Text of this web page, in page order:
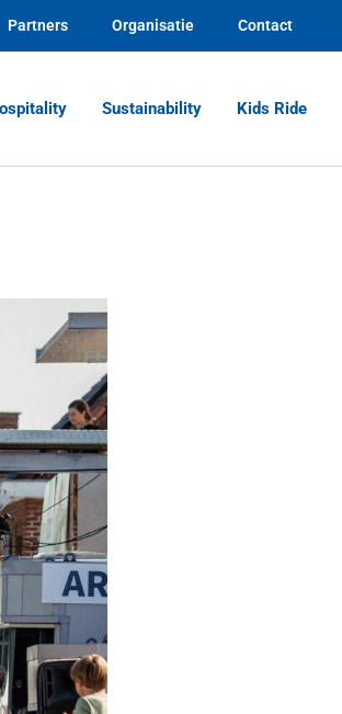
Partners Organisatie Contact
Sustainability Kids Ride